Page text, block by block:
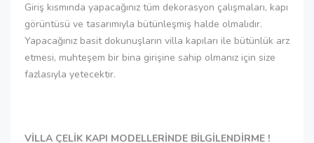
Giriş kısmında yapacağınız tüm dekorasyon çalışmaları, kapı
görüntüsü ve tasarımıyla bütünleşmiş halde olmalıdır.
Yapacağınız basit dokunuşların villa kapıları ile bütünlük arz
etmesi, muhteşem bir bina girişine sahip olmanız için size
fazlasıyla yetecektir.
VİLLA ÇELİK KAPI MODELLERİNDE BİLGİLENDİRME !